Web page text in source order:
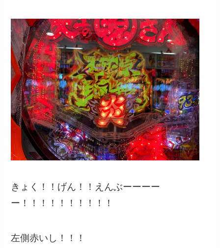
きょく！！げん！！えんぶーーーー
ー！！！！！！！！！！
左側赤いし！！！